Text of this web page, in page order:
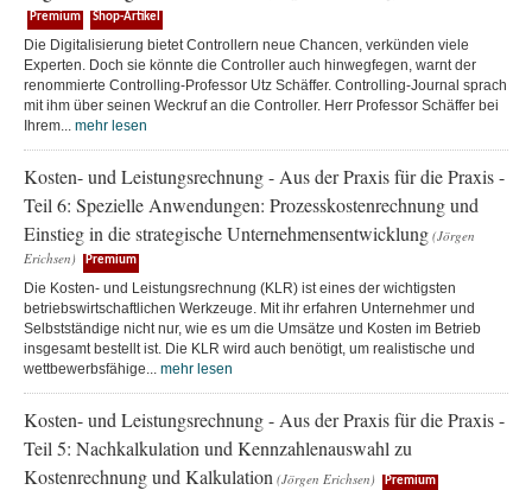
Premium Shop-Artikel
Die Digitalisierung bietet Controllern neue Chancen, verkünden viele
Experten. Doch sie könnte die Controller auch hinwegfegen, warnt der
renommierte Controlling-Professor Utz Schäffer. Controlling-Journal sprach
mit ihm über seinen Weckruf an die Controller. Herr Professor Schäffer bei
Ihrem... mehr lesen
Kosten- und Leistungsrechnung - Aus der Praxis für die Praxis -
Teil 6: Spezielle Anwendungen: Prozesskostenrechnung und
Einstieg in die strategische Unternehmensentwicklung (Jörgen
Erichsen)
Premium
Die Kosten- und Leistungsrechnung (KLR) ist eines der wichtigsten
betriebswirtschaftlichen Werkzeuge. Mit ihr erfahren Unternehmer und
Selbstständige nicht nur, wie es um die Umsätze und Kosten im Betrieb
insgesamt bestellt ist. Die KLR wird auch benötigt, um realistische und
wettbewerbsfähige... mehr lesen
Kosten- und Leistungsrechnung - Aus der Praxis für die Praxis -
Teil 5: Nachkalkulation und Kennzahlenauswahl zu
Kostenrechnung und Kalkulation (Jörgen Erichsen) Premium